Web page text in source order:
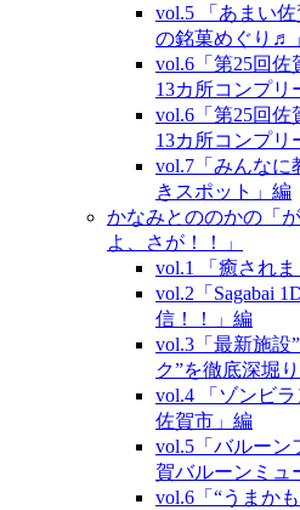
vol.5 「あまい
の銘菓めぐり♬
vol.6「第25回
13カ所コンプリ
vol.6「第25回
13カ所コンプリ
vol.7「みんなに
きスポット」編
かなみとののかの「
よ、さが！！」
vol.1 「癒され
vol.2「Sagabai
信！！」編
vol.3「最新施設
ク”を徹底深堀
vol.4 「ゾンビ
佐賀市」編
vol.5「バルーン
賀バルーンミュ
vol.6「“うまか